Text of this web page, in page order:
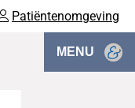
Patiëntenomgeving
MENU